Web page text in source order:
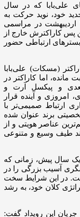
علی‌بابا که در سال
خود، نوید حرکت به
سمت تحول دیزاین را داده بود، دیروز ۱۷ اردیبهشت در مراسمی
‌پس کاراکترش خارج از
ارتباطی حضور
(مسکات) علی‌بابا
اما کاراکتر در
و پیکسل آرت و
امروزی و آینده قرار
ارتباط صمیمی‌تر با
برند عنوان شده
عناصر هویتی و از
طیف وسیع و متنوعی
یک سال پیش، زمانی که
آسیب بزرگی را در
در این شرایط سخت
کلان خود، به رشد
جریان این رویداد گفت: